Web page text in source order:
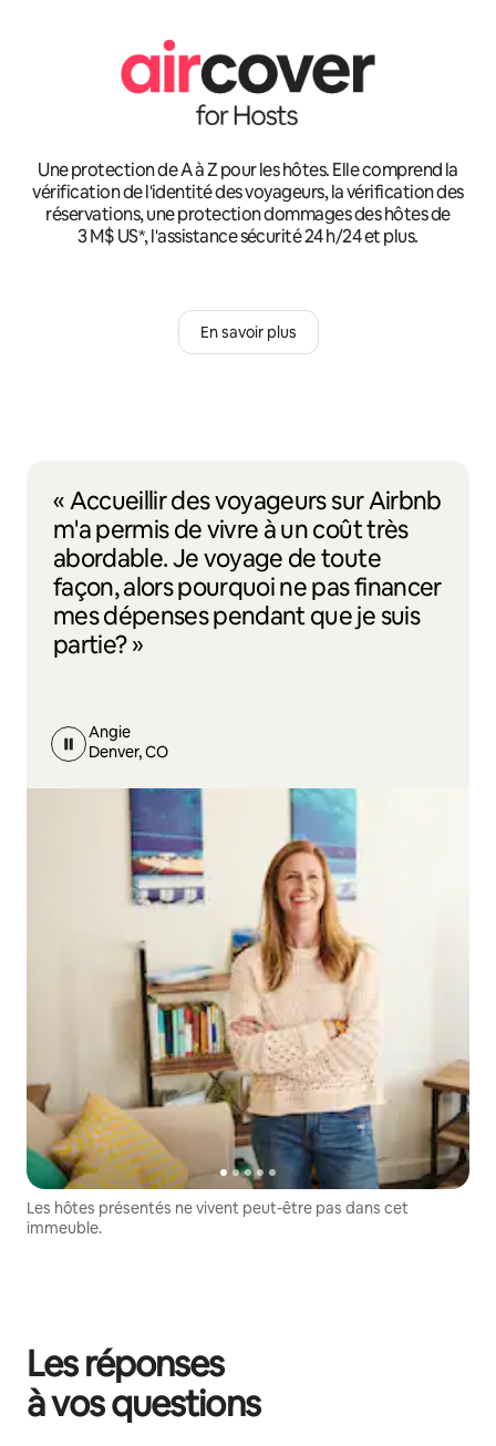
Une protection de A à Z pour les hôtes. Elle comprend la
vérification de l'identité des voyageurs, la vérification des
réservations, une protection dommages des hôtes de
3 M$ US*, l'assistance sécurité 24 h/24 et plus.
En savoir plus
« Accueillir des voyageurs sur Airbnb
m'a permis de vivre à un coût très
abordable. Je voyage de toute
façon, alors pourquoi ne pas financer
mes dépenses pendant que je suis
partie? »
Angie
Denver, CO
Les hôtes présentés ne vivent peut-être pas dans cet
immeuble.
Les réponses
à vos questions